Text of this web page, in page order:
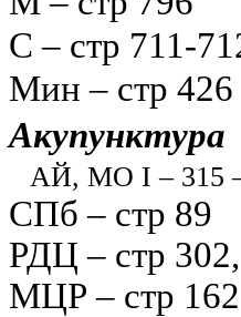
С – стр 711-
Мин – стр 426
Акупунктура
АЙ, МО I – 315
СПб – стр 89
РДЦ – стр
МЦР – стр 162